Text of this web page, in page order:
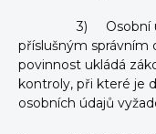
3) Osobní
příslušným správním
povinnost ukládá
kontroly, při které je
osobních údajů